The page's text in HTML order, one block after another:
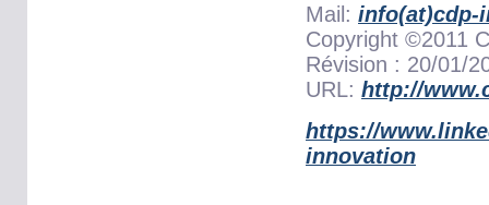
Mail: info(at)cdp-
Copyright ©2011
Révision : 20/01/
URL: http://
https://
innovation